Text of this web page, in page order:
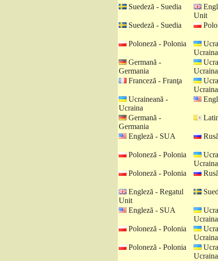
Suedeză - Suedia
Unit
Suedeză - Suedia
Poloneză - Polonia
Ucraina
Germană -
Germania
Ucraina
Franceză - Franţa
Ucraina
Ucraineană -
Ucraina
Germană -
Germania
Engleză - SUA
Poloneză - Polonia
Ucraina
Poloneză - Polonia
Engleză - Regatul
Unit
Engleză - SUA
Ucraina
Poloneză - Polonia
Ucraina
Poloneză - Polonia
Ucraina